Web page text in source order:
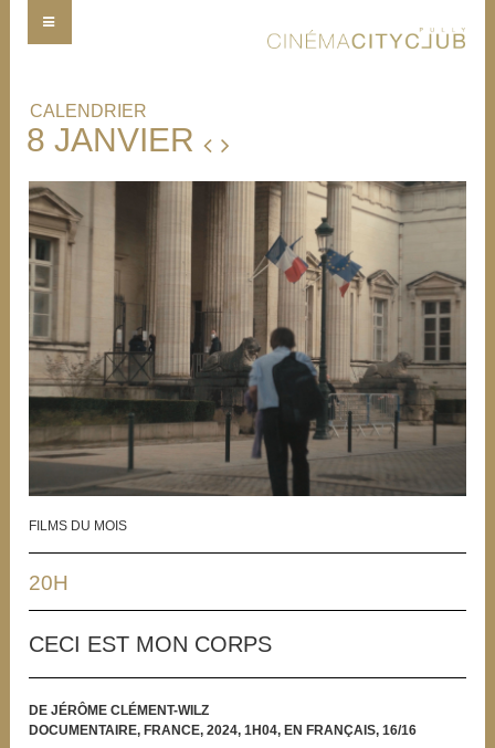
8 JANVIER
FILMS DU MOIS
20H
CECI EST MON CORPS
DE JÉRÔME CLÉMENT-WILZ
DOCUMENTAIRE, FRANCE, 2024, 1H04, EN FRANÇAIS, 16/16
CALENDRIER